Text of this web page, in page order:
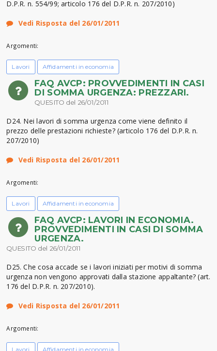
D.P.R. n. 554/99; articolo 176 del D.P.R. n. 207/2010)
Vedi Risposta del 26/01/2011
Argomenti:
Lavori Affidamenti in economia
FAQ AVCP: PROVVEDIMENTI IN CASI
DI SOMMA URGENZA: PREZZARI.
QUESITO del 26/01/2011
D24. Nei lavori di somma urgenza come viene definito il
prezzo delle prestazioni richieste? (articolo 176 del D.P.R. n.
207/2010)
Vedi Risposta del 26/01/2011
Argomenti:
Lavori Affidamenti in economia
FAQ AVCP: LAVORI IN ECONOMIA.
PROVVEDIMENTI IN CASI DI SOMMA
URGENZA.
QUESITO del 26/01/2011
D25. Che cosa accade se i lavori iniziati per motivi di somma
urgenza non vengono approvati dalla stazione appaltante? (art.
176 del D.P.R. n. 207/2010).
Vedi Risposta del 26/01/2011
Argomenti:
Lavori Affidamenti in economia